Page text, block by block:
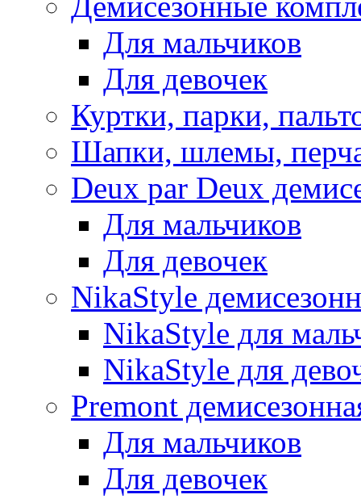
Для мальчиков
Для девочек
Куртки, парки,
Шапки, шлемы,
Deux par Deux
Для мальчиков
Для девочек
NikaStyle
NikaStyle для
NikaStyle для
Premont
Для мальчиков
Для девочек